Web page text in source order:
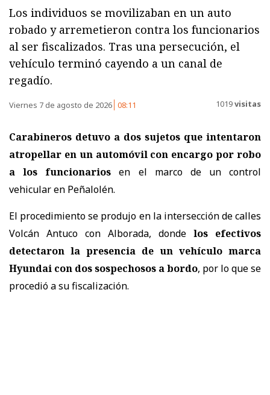
Los individuos se movilizaban en un auto
robado y arremetieron contra los funcionarios
al ser fiscalizados. Tras una persecución, el
vehículo terminó cayendo a un canal de
regadío.
Viernes 7 de agosto de 2026 08:11 1019visitas
Carabineros detuvo a dos sujetos que intentaron
atropellar en un automóvil con encargo por robo
a los funcionarios en el marco de un control
vehicular en Peñalolén.
El procedimiento se produjo en la intersección de calles
Volcán Antuco con Alborada, donde los efectivos
detectaron la presencia de un vehículo marca
Hyundai con dos sospechosos a bordo, por lo que se
procedió a su fiscalización.